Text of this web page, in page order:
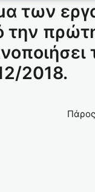
των
την
2018.
11